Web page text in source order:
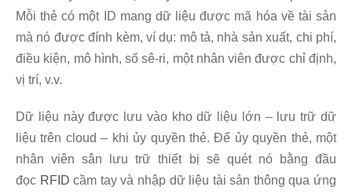
Mỗi thẻ có một ID mang dữ liệu được mã hóa về tài sản
mà nó được đính kèm, ví dụ: mô tả, nhà sản xuất, chi phí,
điều kiện, mô hình, số sê-ri, một nhân viên được chỉ định,
vị trí, v.v.
Dữ liệu này được lưu vào kho dữ liệu lớn – lưu trữ dữ
liệu trên cloud – khi ủy quyền thẻ. Để ủy quyền thẻ, một
nhân viên sân lưu trữ thiết bị sẽ quét nó bằng đầu
đọc RFID cầm tay và nhập dữ liệu tài sản thông qua ứng